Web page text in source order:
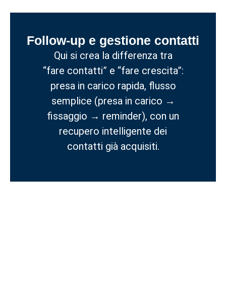
Follow-up e gestione contatti
Qui si crea la differenza tra
“fare contatti” e “fare crescita”:
presa in carico rapida, flusso
semplice (presa in carico →
fissaggio → reminder), con un
recupero intelligente dei
contatti già acquisiti.